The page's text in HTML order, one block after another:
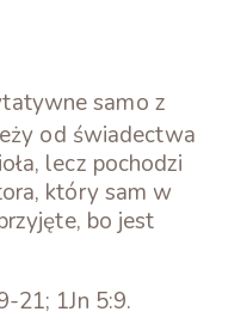
samo z
od świadectwa
lecz pochodzi
który sam w
bo jest
21; 1Jn 5:9.